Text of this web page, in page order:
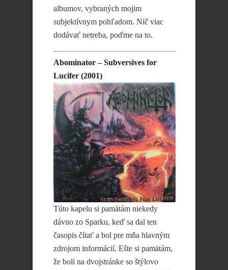
albumov, vybraných mojim
subjektívnym pohľadom. Nič viac
dodávať netreba, poďme na to.
Abominator – Subversives for
Lucifer (2001)
Túto kapelu si pamätám niekedy
dávno zo Sparku, keď sa dal ten
časopis čítať a bol pre mňa hlavným
zdrojom informácií. Ešte si pamätám,
že boli na dvojstránke so štýlovo